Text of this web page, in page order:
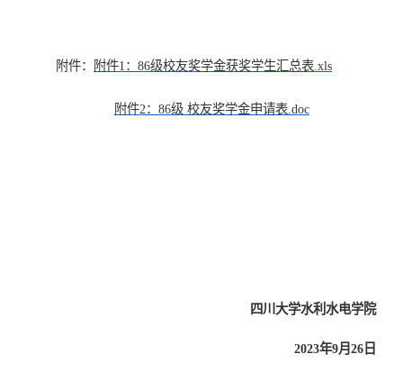
附件： 附件1：86级校友奖学金获奖学生汇总表.xls
附件2：86级 校友奖学金申请表.doc
四川大学水利水电学院
2023年9月26日